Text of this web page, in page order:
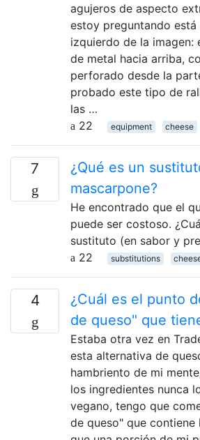
agujeros de aspecto
estoy preguntando está
izquierdo de la imagen:
de metal hacia arriba,
perforado desde la
probado este tipo de
las …
22
equipment cheese
7
¿Qué es un
mascarpone?
He encontrado que el
puede ser costoso.
sustituto (en sabor y
22
substitutions
4
¿Cuál es el punto
de queso" que
Estaba otra vez en
esta alternativa de
hambriento de mi
los ingredientes nunca
vegano, tengo que
de queso" que contiene